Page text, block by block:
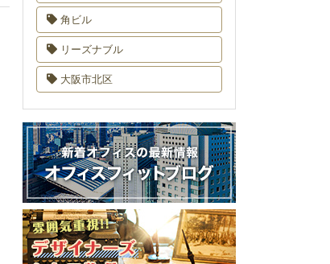
角ビル
リーズナブル
大阪市北区